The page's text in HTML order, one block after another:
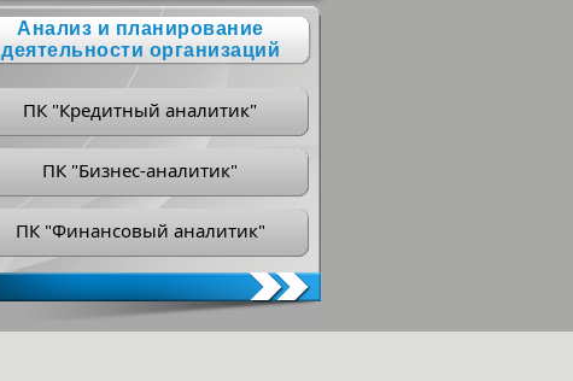
Анализ и планирование
деятельности организаций
ПК "Кредитный аналитик"
ПК "Бизнес-аналитик"
ПК "Финансовый аналитик"